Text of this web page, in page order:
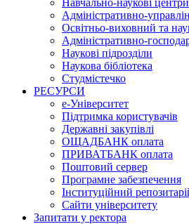
Адміністративно-
Освітньо-виховний та
Адміністративно-
Наукові підрозділи
Наукова бібліотека
Студмістечко
РЕСУРСИ
е-Університет
Підтримка користувачів
Державні закупівлі
ОЩАДБАНК оплата
ПРИВАТБАНК оплата
Поштовий сервер
Програмне забезпечення
Інституційний
Сайти університету
Запитати у ректора